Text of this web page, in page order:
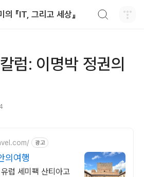
의 『IT, 그리고 세상』
럼: 이명박 정권의
광고
의여행
럽 세미팩 산티아고